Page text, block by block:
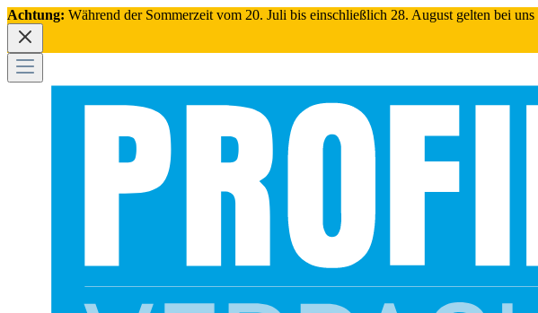
Achtung: Während der Sommerzeit vom 20. Juli bis einschließlich 28. August gelten bei uns